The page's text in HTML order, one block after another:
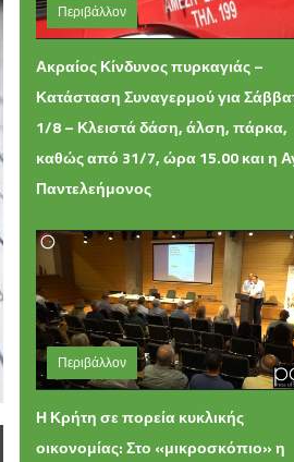
Περιβάλλον
Παρασκευή 31 Ιουλίου 2026 22:02
Ακραίος Κίνδυνος πυρκαγιάς –
Κατάσταση Συναγερμού για
1/8 – Κλειστά δάση, άλση, πάρκα,
καθώς από 31/7, ώρα 15.00 και η
Παντελεήμονος
Περιβάλλον
Πέμπτη 09 Ιουλίου 2026 17:48
Η Κρήτη σε πορεία κυκλικής
οικονομίας: Στο «μικροσκόπιο» η